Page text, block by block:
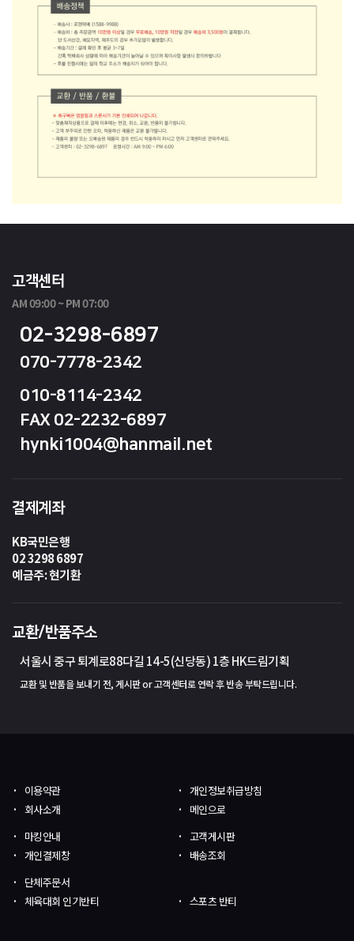
고객센터
AM 09:00 ~ PM 07:00
02-3298-6897
070-7778-2342
010-8114-2342
FAX 02-2232-6897
hynki1004@hanmail.net
결제계좌
KB국민은행
02 3298 6897
예금주: 현기환
교환/반품주소
서울시 중구 퇴계로88다길 14-5(신당동) 1층 HK드림기획
교환 및 반품을 보내기 전, 게시판 or 고객센터로 연락 후 반송 부탁드립니다.
이용약관
개인정보취급방침
회사소개
메인으로
마킹안내
고객게시판
개인결제창
배송조회
단체주문서
체육대회 인기반티
스포츠 반티